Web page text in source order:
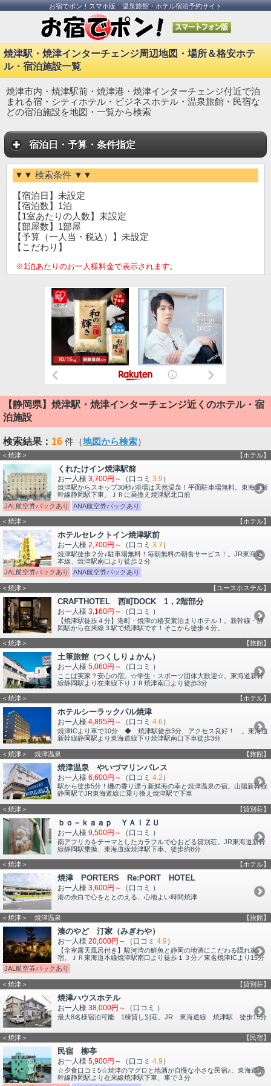
お宿でポン！スマホ版 温泉旅館・ホテル宿泊予約サイト
焼津駅・焼津インターチェンジ周辺地図・場所＆格安ホテ
ル・宿泊施設一覧
焼津市内・焼津駅前・焼津港・焼津インターチェンジ付近で泊
まれる宿・シティホテル・ビジネスホテル・温泉旅館・民宿な
どの宿泊施設を地図・一覧から検索
宿泊日・予算・条件指定
▼▼ 検索条件 ▼▼
【宿泊日】未設定
【宿泊数】1泊
【1室あたりの人数】未設定
【部屋数】1部屋
【予算（一人当・税込）】未設定
【こだわり】
※1泊あたりのお一人様料金で表示されます。
【静岡県】焼津駅・焼津インターチェンジ近くのホテル・宿
泊施設
検索結果： 16 件（地図から検索）
＜焼津＞ 【ホテル】
くれたけイン焼津駅前
お一人様 3,700円～ （口コミ 3.9）
焼津駅からスキップ30秒♪浴場は天然温泉！平面駐車場無料。東海道新
幹線静岡駅下車、ＪＲに乗換え焼津駅北口前
JAL航空券パックあり
ANA航空券パックあり
＜焼津＞ 【ホテル】
ホテルセレクトイン焼津駅前
お一人様 2,700円～ （口コミ 3.7 ）
焼津駅徒歩２分♪駐車場無料！毎朝無料の朝食サービス！。JR東海道
本線、焼津駅南口より徒歩２分
JAL航空券パックあり
ANA航空券パックあり
＜焼津＞ 【ユースホステル】
CRAFTHOTEL 西町DOCK 1，2階部分
お一人様 3,160円～ （口コミ ）
【焼津駅徒歩４分】港町・焼津の格安素泊まりホテル！。新幹線・静
岡駅から在来線３駅で焼津駅です！そこから徒歩４分。
＜焼津＞ 【旅館】
土筆旅館（つくしりょかん）
お一人様 5,060円～ （口コミ ）
ここは実家？安心の宿。☆学生・スポーツ団体大歓迎☆。東海道新幹
線静岡駅より在来線下りＪＲ焼津南口より徒歩3分
＜焼津＞ 【ホテル】
ホテルシーラックパル焼津
お一人様 4,895円～ （口コミ 4.6 ）
焼津ICより車で10分 ◆ 焼津駅徒歩3分 アクセス良好！ 。東海道
新幹線静岡駅より東海道線下り焼津駅南口下車徒歩3分
＜焼津＞ 焼津温泉 【旅館】
焼津温泉 やいづマリンパレス
お一人様 6,600円～ （口コミ 4.2 ）
駅から徒歩5分！磯の香り漂う新鮮海の幸と焼津温泉の宿。山陽新幹線
静岡駅でJR東海道線に乗り換え焼津駅で下車
＜焼津＞ 【貸別荘】
ｂｏ－ｋａａｐ ＹＡＩＺＵ
お一人様 9,500円～ （口コミ ）
南アフリカをテーマとしたカラフルで心おどる貸別荘。JR東海道新幹
線静岡駅乗換、東海道線焼津駅下車、徒歩約8分
＜焼津＞ 【ホテル】
焼津 PORTERS Re:PORT HOTEL
お一人様 3,600円～ （口コミ ）
港の余白で心をととのえる、心地よい時間焼津
＜焼津＞ 焼津温泉 【旅館】
湊のやど 汀家（みぎわや）
お一人様 20,000円～ （口コミ 4.9）
【全室露天風呂付き】駿河湾の鮮魚と静岡の地酒にこだわる隠れ家
宿。ＪＲ東海道本線焼津駅南口より徒歩１３分／東名焼津ICより15分
JAL航空券パックあり
＜焼津＞ 【貸別荘】
焼津ハウスホテル
お一人様 38,000円～ （口コミ ）
最大8名様宿泊可能 1棟貸し別荘。JR 東海道線 焼津駅 徒歩15分
＜焼津＞ 【民宿】
民宿 柳亭
お一人様 5,900円～ （口コミ 4.9）
☆夕食口コミ5☆焼津のマグロと地酒が自慢な小さな民宿♪。東海道新
幹線静岡駅より在来線焼津駅下車、車で３分